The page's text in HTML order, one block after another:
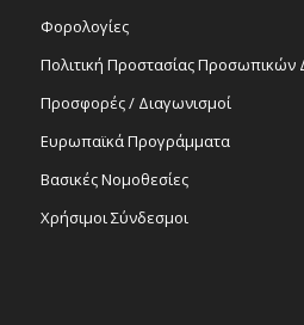
Φορολογίες
Πολιτική Προστασίας
Προσφορές / Διαγωνισμοί
Ευρωπαϊκά Προγράμματα
Βασικές Νομοθεσίες
Χρήσιμοι Σύνδεσμοι